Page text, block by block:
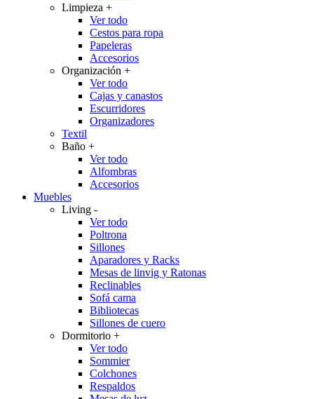
Limpieza +
Ver todo
Cestos para ropa
Papeleras
Accesorios
Organización +
Ver todo
Cajas y canastos
Escurridores
Organizadores
Textil
Baño +
Ver todo
Alfombras
Accesorios
Muebles
Living -
Ver todo
Poltrona
Sillones
Aparadores y Racks
Mesas de linvig y Ratonas
Reclinables
Sofá cama
Bibliotecas
Sillones de cuero
Dormitorio +
Ver todo
Sommier
Colchones
Respaldos